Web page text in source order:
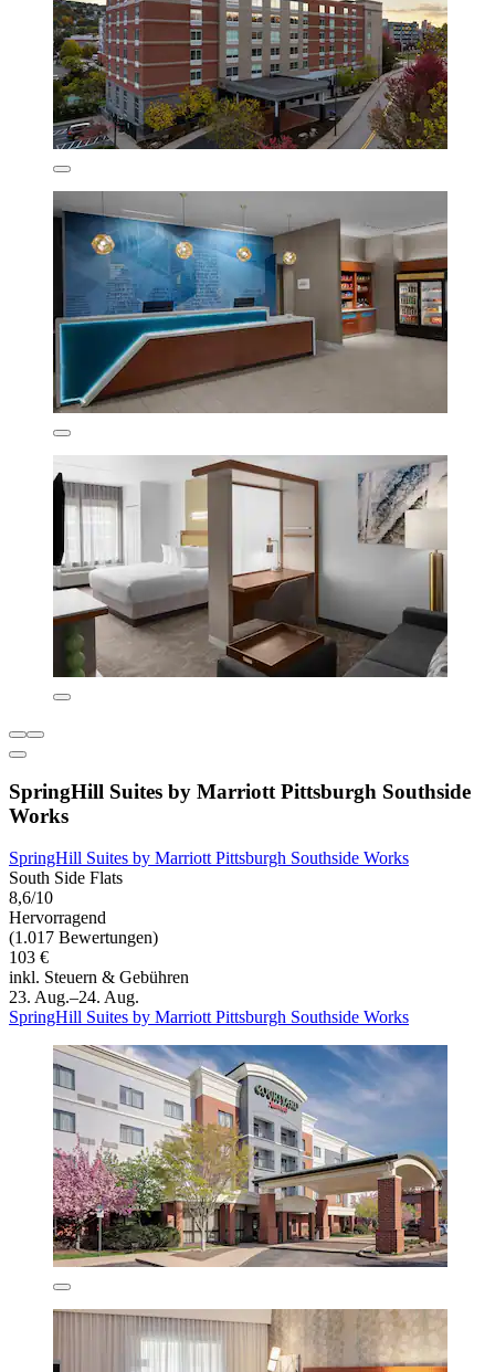
SpringHill Suites by Marriott Pittsburgh Southside
Works
SpringHill Suites by Marriott Pittsburgh Southside Works
South Side Flats
8,6/10
Hervorragend
(1.017 Bewertungen)
103 €
inkl. Steuern & Gebühren
23. Aug.–24. Aug.
SpringHill Suites by Marriott Pittsburgh Southside Works